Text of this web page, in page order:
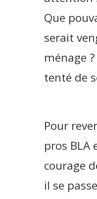
Que
serait
ménage
tenté de
Pour
pros BLA
courage
il se